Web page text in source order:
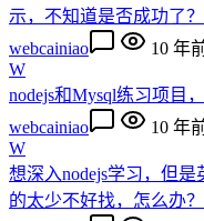
示，不知道是否成功了？
webcainiao
10 年
W
nodejs和Mysql练习项目
webcainiao
10 年
W
想深入nodejs学习，但
的太少不好找，怎么办？